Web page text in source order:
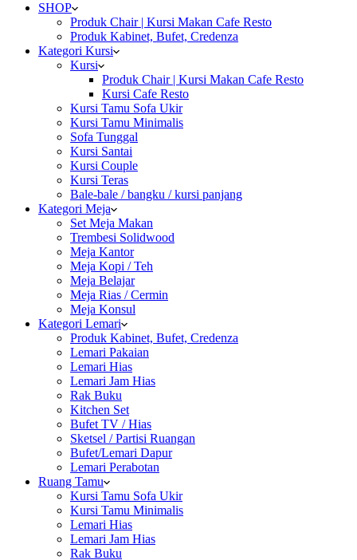
SHOP
Produk Chair | Kursi Makan Cafe Resto
Produk Kabinet, Bufet, Credenza
Kategori Kursi
Kursi
Produk Chair | Kursi Makan Cafe Resto
Kursi Cafe Resto
Kursi Tamu Sofa Ukir
Kursi Tamu Minimalis
Sofa Tunggal
Kursi Santai
Kursi Couple
Kursi Teras
Bale-bale / bangku / kursi panjang
Kategori Meja
Set Meja Makan
Trembesi Solidwood
Meja Kantor
Meja Kopi / Teh
Meja Belajar
Meja Rias / Cermin
Meja Konsul
Kategori Lemari
Produk Kabinet, Bufet, Credenza
Lemari Pakaian
Lemari Hias
Lemari Jam Hias
Rak Buku
Kitchen Set
Bufet TV / Hias
Sketsel / Partisi Ruangan
Bufet/Lemari Dapur
Lemari Perabotan
Ruang Tamu
Kursi Tamu Sofa Ukir
Kursi Tamu Minimalis
Lemari Hias
Lemari Jam Hias
Rak Buku